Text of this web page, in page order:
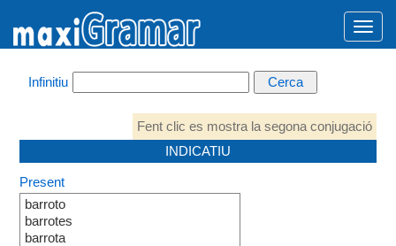
Infinitiu
Fent clic es mostra la segona conjugació
INDICATIU
Present
barroto
barrotes
barrota